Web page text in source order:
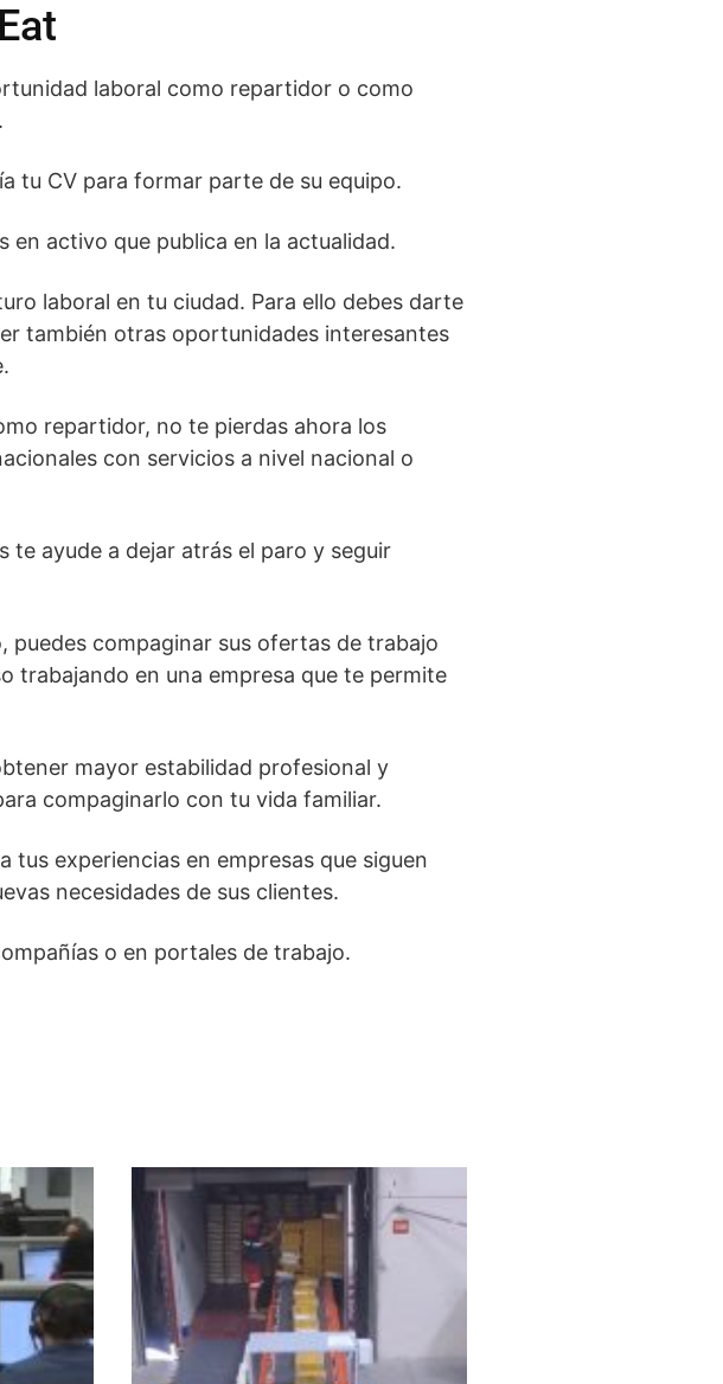
laboral como repartidor o como
tu CV para formar parte de su equipo.
activo que publica en la actualidad.
laboral en tu ciudad. Para ello debes darte
también otras oportunidades interesantes
repartidor, no te pierdas ahora los
con servicios a nivel nacional o
te ayude a dejar atrás el paro y seguir
puedes compaginar sus ofertas de trabajo
trabajando en una empresa que te permite
mayor estabilidad profesional y
compaginarlo con tu vida familiar.
tus experiencias en empresas que siguen
necesidades de sus clientes.
o en portales de trabajo.